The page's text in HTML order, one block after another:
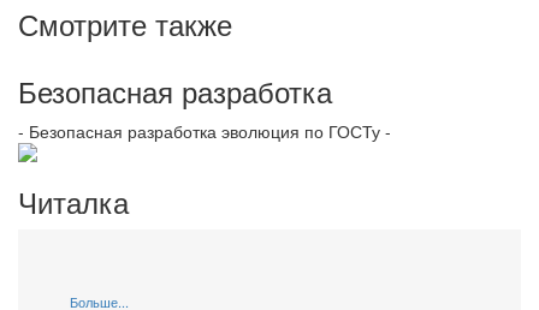
Смотрите также
Безопасная разработка
- Безопасная разработка эволюция по ГОСТу -
Читалка
Больше...